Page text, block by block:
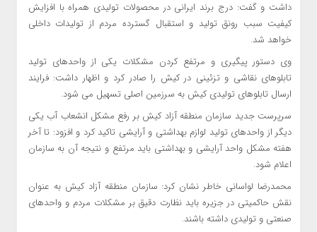
داشت و گفت: درج برند ایرانی در محصولات تولیدی همراه با افزایش
کیفیت سبب رونق تولید و استقبال گسترده مردم از تولیدات داخلی
خواهد شد.
وی دستور پیگیری و مرتفع کردن مشکلات یکی از واحدهای تولید
تابلوهای نقاشی و تزئینی در کیش را صادر کرد و اظهار داشت: فرایند
ارسال تابلوهای تولیدی کیش به سرزمین اصلی تسهیل می شود.
سرپرست جدید سازمان منطقه آزاد کیش بر رفع مشکل انشعاب آب یکی
دیگر از واحدهای تولید لوازم بهداشتی و آرایشی تاکید کرد و افزود: تا آخر
هفته مشکل واحد آرایشی و بهداشتی باید مرتفع و نتیجه آن به سازمان
اعلام شود.
محمدرضا لواسانی خاطر نشان کرد: سازمان منطقه آزاد کیش به عنوان
نقش حاکمیتی در جزیره باید نظارت دقیق بر مشکلات مردم و واحدهای
صنعتی و تولیدی داشته باشند.